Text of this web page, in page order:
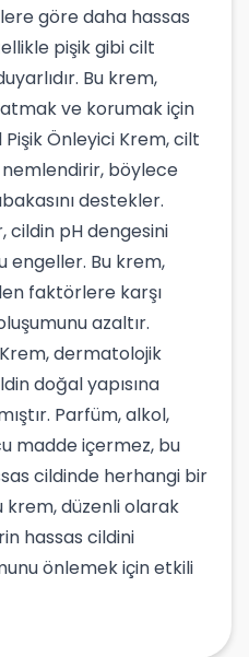
göre daha hassas
pişik gibi cilt
Bu krem,
ve korumak için
Önleyici Krem, cilt
böylece
destekler.
cildin pH dengesini
engeller. Bu krem,
faktörlere karşı
azaltır.
dermatolojik
doğal yapısına
Parfüm, alkol,
madde içermez, bu
cildinde herhangi bir
krem, düzenli olarak
hassas cildini
önlemek için etkili